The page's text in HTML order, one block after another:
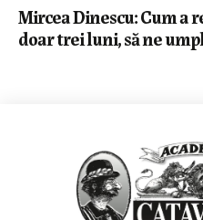
Mircea Dinescu: Cum a
doar trei luni, să ne